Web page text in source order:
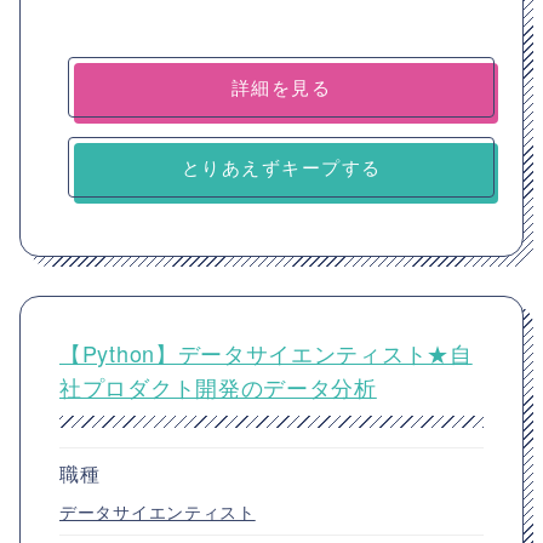
詳細を見る
とりあえずキープする
【Python】データサイエンティスト★自
社プロダクト開発のデータ分析
職種
データサイエンティスト